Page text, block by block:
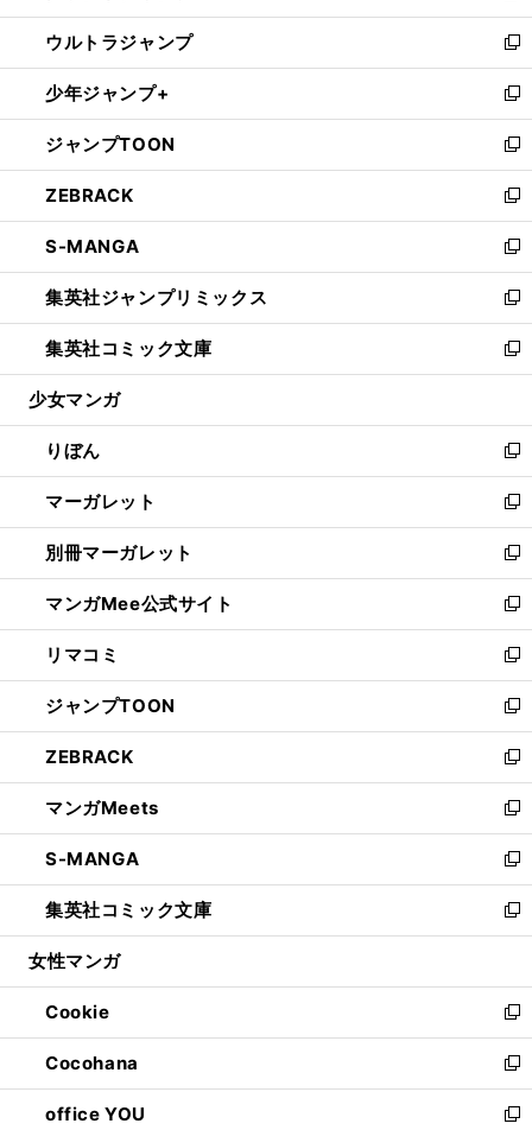
開
く
ウ
で
開
く
ン
ド
ウ
で
開
く
ウ
ィ
ン
ド
ウ
で
開
く
し
い
ウ
ィ
ン
ド
ウ
で
開
く
ウルトラジャンプ
新
し
い
ウ
ィ
ン
ド
ウ
で
開
く
少年ジャンプ+
新
し
い
ウ
ィ
ン
ド
ウ
で
開
く
ジャンプTOON
新
し
い
ウ
ィ
ン
ド
ウ
で
開
ZEBRACK
新
し
い
ウ
ィ
ン
ド
ウ
開
く
S-MANGA
新
し
い
ウ
ィ
ン
ウ
で
開
く
集英社ジャンプリミックス
新
し
い
ウ
ン
ド
ウ
で
開
く
集英社コミック文庫
新
し
ウ
ィ
ン
ド
ウ
で
開
く
少女マンガ
りぼん
新
し
い
ウ
ィ
ン
ド
ウ
で
開
く
マーガレット
新
し
い
ウ
ィ
ン
ド
ウ
で
開
く
別冊マーガレット
新
し
い
ウ
ィ
ン
ド
ウ
で
開
く
マンガMee公式サイト
新
し
い
ウ
ィ
ン
ド
ウ
で
開
く
リマコミ
新
し
い
ウ
ィ
ン
ド
ウ
で
開
く
ジャンプTOON
新
し
い
ウ
ィ
ン
ド
ウ
で
開
ZEBRACK
新
し
い
ウ
ィ
ン
ド
ウ
開
く
マンガMeets
新
し
い
ウ
ィ
ン
ウ
で
開
く
S-MANGA
新
し
い
ウ
ン
ド
ウ
で
開
く
集英社コミック文庫
新
し
ウ
ィ
ン
ド
ウ
で
女性マンガ
Cookie
新
し
い
ウ
ィ
Cocohana
新
し
い
office YOU 新